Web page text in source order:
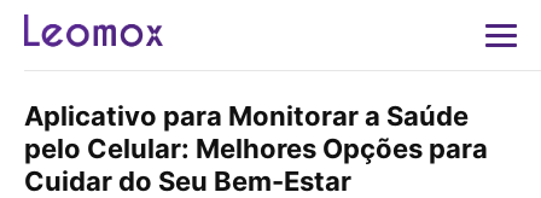
Aplicativo para Monitorar a Saúde
pelo Celular: Melhores Opções para
Cuidar do Seu Bem-Estar